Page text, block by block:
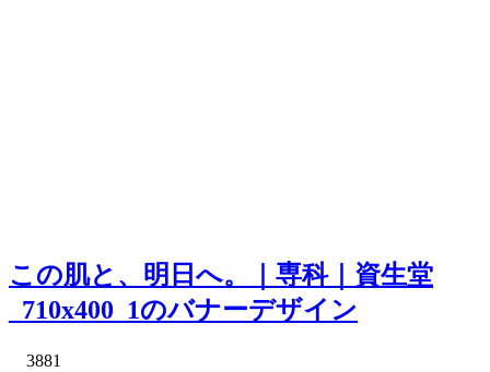
この肌と、明日へ。｜専科｜資生堂
_710x400_1のバナーデザイン
3881